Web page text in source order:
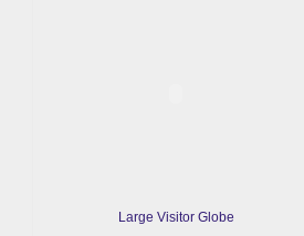
Large Visitor Globe